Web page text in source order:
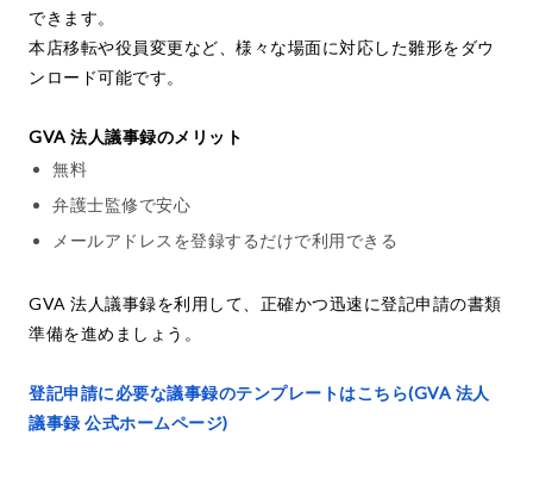
できます。
本店移転や役員変更など、様々な場面に対応した雛形をダウ
ンロード可能です。
GVA 法人議事録のメリット
無料
弁護士監修で安心
メールアドレスを登録するだけで利用できる
GVA 法人議事録を利用して、正確かつ迅速に登記申請の書類
準備を進めましょう。
登記申請に必要な議事録のテンプレートはこちら(GVA 法人
議事録 公式ホームページ)